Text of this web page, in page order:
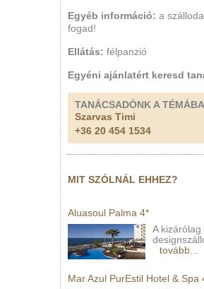
Egyéb információ: a
fogad!
Ellátás: félpanzió
Egyéni ajánlatért keresd
TANÁCSADÓNK A
Szarvas Timi
+36 20 454 1534
MIT SZÓLNÁL EHHEZ?
Aluasoul Palma 4*
A
tovább...
Mar Azul PurEstil Hotel & Spa